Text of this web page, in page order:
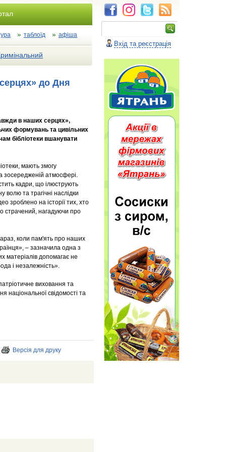
таблоїд афіша
до Дня
в наших серцях»,
формувань та цивільних
бібліотеки вшанувати
мають змогу
зосередженій атмосфері.
кадри, що ілюструють
волю та трагічні наслідки
зроблено на історії тих, хто
страчений, нагадуючи про
коли пам'ять про наших
– зазначила одна з
матеріалів допомагає не
і незалежність».
виховання та
національної свідомості та
Версія для друку
Вхід та реєстрація